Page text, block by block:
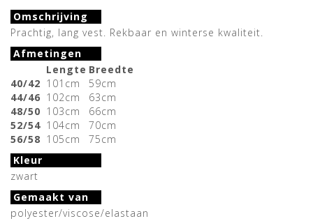
Omschrijving
Prachtig, lang vest. Rekbaar en winterse kwaliteit.
Afmetingen
Lengte Breedte
40/42 101cm
59cm
44/46 102cm
63cm
48/50 103cm
66cm
52/54 104cm
70cm
56/58 105cm
75cm
Kleur
zwart
Gemaakt van
polyester/viscose/elastaan